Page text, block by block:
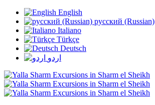
English
русский (Russian)
Italiano
Türkçe
Deutsch
اردو